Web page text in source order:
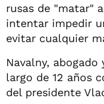
rusas de "matar"
intentar impedir
evitar cualquier
Navalny,
largo de 12 años
del presidente